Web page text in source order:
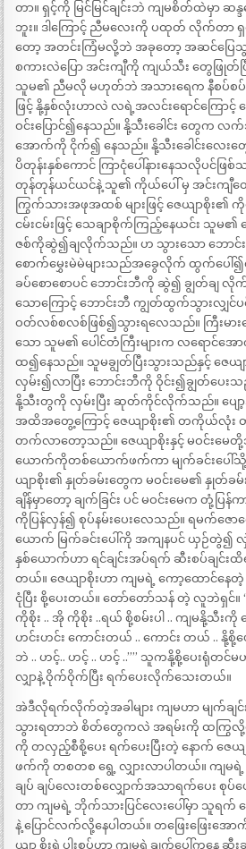
တာ။ ရှင့်ကို မြင်မြင်ချင်းဘဲ ကျမစိတ်ထဲမှာ ဆ
ဘူး။ ဒါကြောင့် ညီမလေးကို ပထုတ် လိုက်တ
တော့ အတင်းကြံမလို့ဘဲ အခုတော့ အဆင်ပြေသွာ
စကားလဲပြော အင်းကျီကို ကျယ်သီး တွေဖြုတ်
သူမ၏ ညီမလို မဟုတ်ဘဲ အသားရေက နီစပ်စပ်ဖ
ဖြင့် နို့နှစ်လုံးဟာလဲ လရဲ့အလင်းရောင်ကြောင့်
ဝင်းပြောင်၍နေသည်။ နို့သီးခေါင်း တွေက
အောက်ကို ငိုက်၍ နေသည်။ နို့သီးခေါင်းလေး
ပိတုန်းနှစ်ကောင် ကြာငုံပေါ်နားနေသလိုပင်ဖြ
တုန်တုန်ယင်ယင်နဲ့ သူ၏ ကိုယ်ပေါ် မှ အင်းကျီတွ
ကြွက်သားအဖုအထစ် များဖြင့် ဇေယျာစိုး
ငမ်းငမ်းဖြင့် သေချာစိုက်ကြည့်နေယင်း သူမ
ဇစ်ကိုဆွဲ၍ချလိုက်သည်။ ဟ သွားသော ဘောင်း
စောက်မွှေးမဲမဲများသည်အခွေလိုက် ထွက်ပေါ်
ခပ်စောစောပင် ဘောင်းဘီကို ဆွဲ၍ ချွတ်ချ
သောကြောင့် ဘောင်းဘီ ကျွတ်ထွက်သွားလ
ဝတ်လစ်စလစ်ဖြစ်၍သွားရလေသည်။ ကြီးမားတ
သော သူမ၏ ပေါင်တံကြီးများက လရောင်အေ
ထ၍နေသည်။ သူမချွတ်ပြီးသွားသည်နှင့် ဇေ
လှမ်း၍လာပြီး ဘောင်းဘီကို ဝိုင်း၍ချွတ်ပေး
နို့သီးတွကို လှမ်းပြီး ဆုတ်ကိုင်လိုက်သည်။ ပျေ
အထိအတွေ့ကြောင့် ဇေယျာစိုး၏ တကိုယ်လုံး တ
တက်လာတော့သည်။ ဇေယျာစိုးနှင့် မဝင်းမ
ယောက်ကိုတစ်ယောက်ဖက်ကာ မျက်ခင်းပေါ်
ယျာစိုး၏ နှုတ်ခမ်းတွေက မဝင်းမေ၏ နှုတ်ခမ်
ချိန်မှာတော့ ချက်ခြင်း ပင် မဝင်းမေက တုံ့ပြန်
ကိုပြန်လှန်၍ စုပ်နမ်းပေးလေသည်။ ရမက်ဇေ
ယောက် မြက်ခင်းပေါ်ကို အကျနပင် ယှဉ်တွဲ၍
နှစ်ယောက်ဟာ ရင်ချင်းအပ်ရက် ဆီးစပ်ချင်းထိရ
တယ်။ ဇေယျာစိုးဟာ ကျမရဲ့ ကော့ထောင်နေတဲ့
ငုံပြီး စို့ပေးတယ်။ တော်တော်သန် တဲ့ လူဘဲရှင်။
ကိုစိုး .. အို ကိုစိုး ..ရယ် စို့စမ်းပါ .. ကျမနို့သီးကို က
ဟင်းဟင်း ကောင်းတယ် .. ကောင်း တယ် .. နို့စို့
ဘဲ .. ဟင့်.. ဟင့် .. ဟင့် ..”” သူကနို့စို့ပေးရုံ
လျှာနဲ့ ဝိုက်ဝိုက်ပြီး ရက်ပေးလိုက်သေးတယ်။
အဲဒီလိုရက်လိုက်တဲ့အခါများ ကျမဟာ မျက်ချင်
သွားရတာဘဲ စိတ်တွေကလဲ အရမ်းကို ထကြွလို့ရွ
ကို တလှည့်စီစို့ပေး ရက်ပေးပြီးတဲ့ နောက် ဇေယျ
ဖက်ကို တစတစ ရွေ့ လျှားလာပါတယ်။ ကျမရဲ့
ချပ် ချပ်လေးတစ်လျှောက်အသာရက်ပေး စုပ်ပ
တာ ကျမရဲ့ ဘိုက်သားပြင်လေးပေါ်မှာ သူရက်
နဲ့ ပြောင်လက်လို့နေပါတယ်။ တဖြေးဖြေးအ
ယျာ စိုးရဲ့ပါးစပ်ဟာ ကျမရဲ့ချက်ပေါ်ကနေ ဆီ